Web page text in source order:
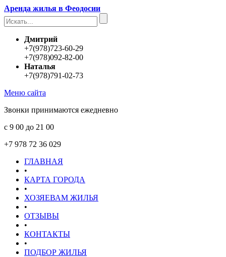
Аренда жилья в Феодосии
Дмитрий
+7(978)723-60-29
+7(978)092-82-00
Наталья
+7(978)791-02-73
Меню сайта
Звонки принимаются ежедневно
с 9 00 до 21 00
+7 978 72 36 029
ГЛАВНАЯ
•
КАРТА ГОРОДА
•
ХОЗЯЕВАМ ЖИЛЬЯ
•
ОТЗЫВЫ
•
КОНТАКТЫ
•
ПОДБОР ЖИЛЬЯ